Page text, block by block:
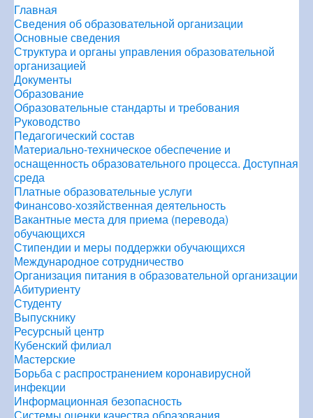
Главная
Сведения об образовательной организации
Основные сведения
Структура и органы управления образовательной
организацией
Документы
Образование
Образовательные стандарты и требования
Руководство
Педагогический состав
Материально-техническое обеспечение и
оснащенность образовательного процесса. Доступная
среда
Платные образовательные услуги
Финансово-хозяйственная деятельность
Вакантные места для приема (перевода)
обучающихся
Стипендии и меры поддержки обучающихся
Международное сотрудничество
Организация питания в образовательной организации
Абитуриенту
Студенту
Выпускнику
Ресурсный центр
Кубенский филиал
Мастерские
Борьба с распространением коронавирусной
инфекции
Информационная безопасность